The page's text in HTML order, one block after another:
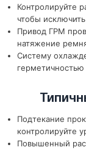
Контролируйте
чтобы
Привод ГРМ
натяжение
Систему
Подтекание
контролируйте
Повышенный